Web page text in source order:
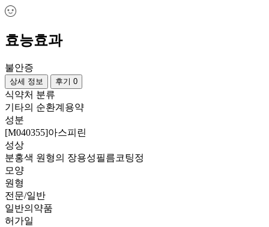
효능효과
불안증
상세 정보 후기 0
식약처 분류
기타의 순환계용약
성분
[M040355]아스피린
성상
분홍색 원형의 장용성필름코팅정
모양
원형
전문/일반
일반의약품
허가일